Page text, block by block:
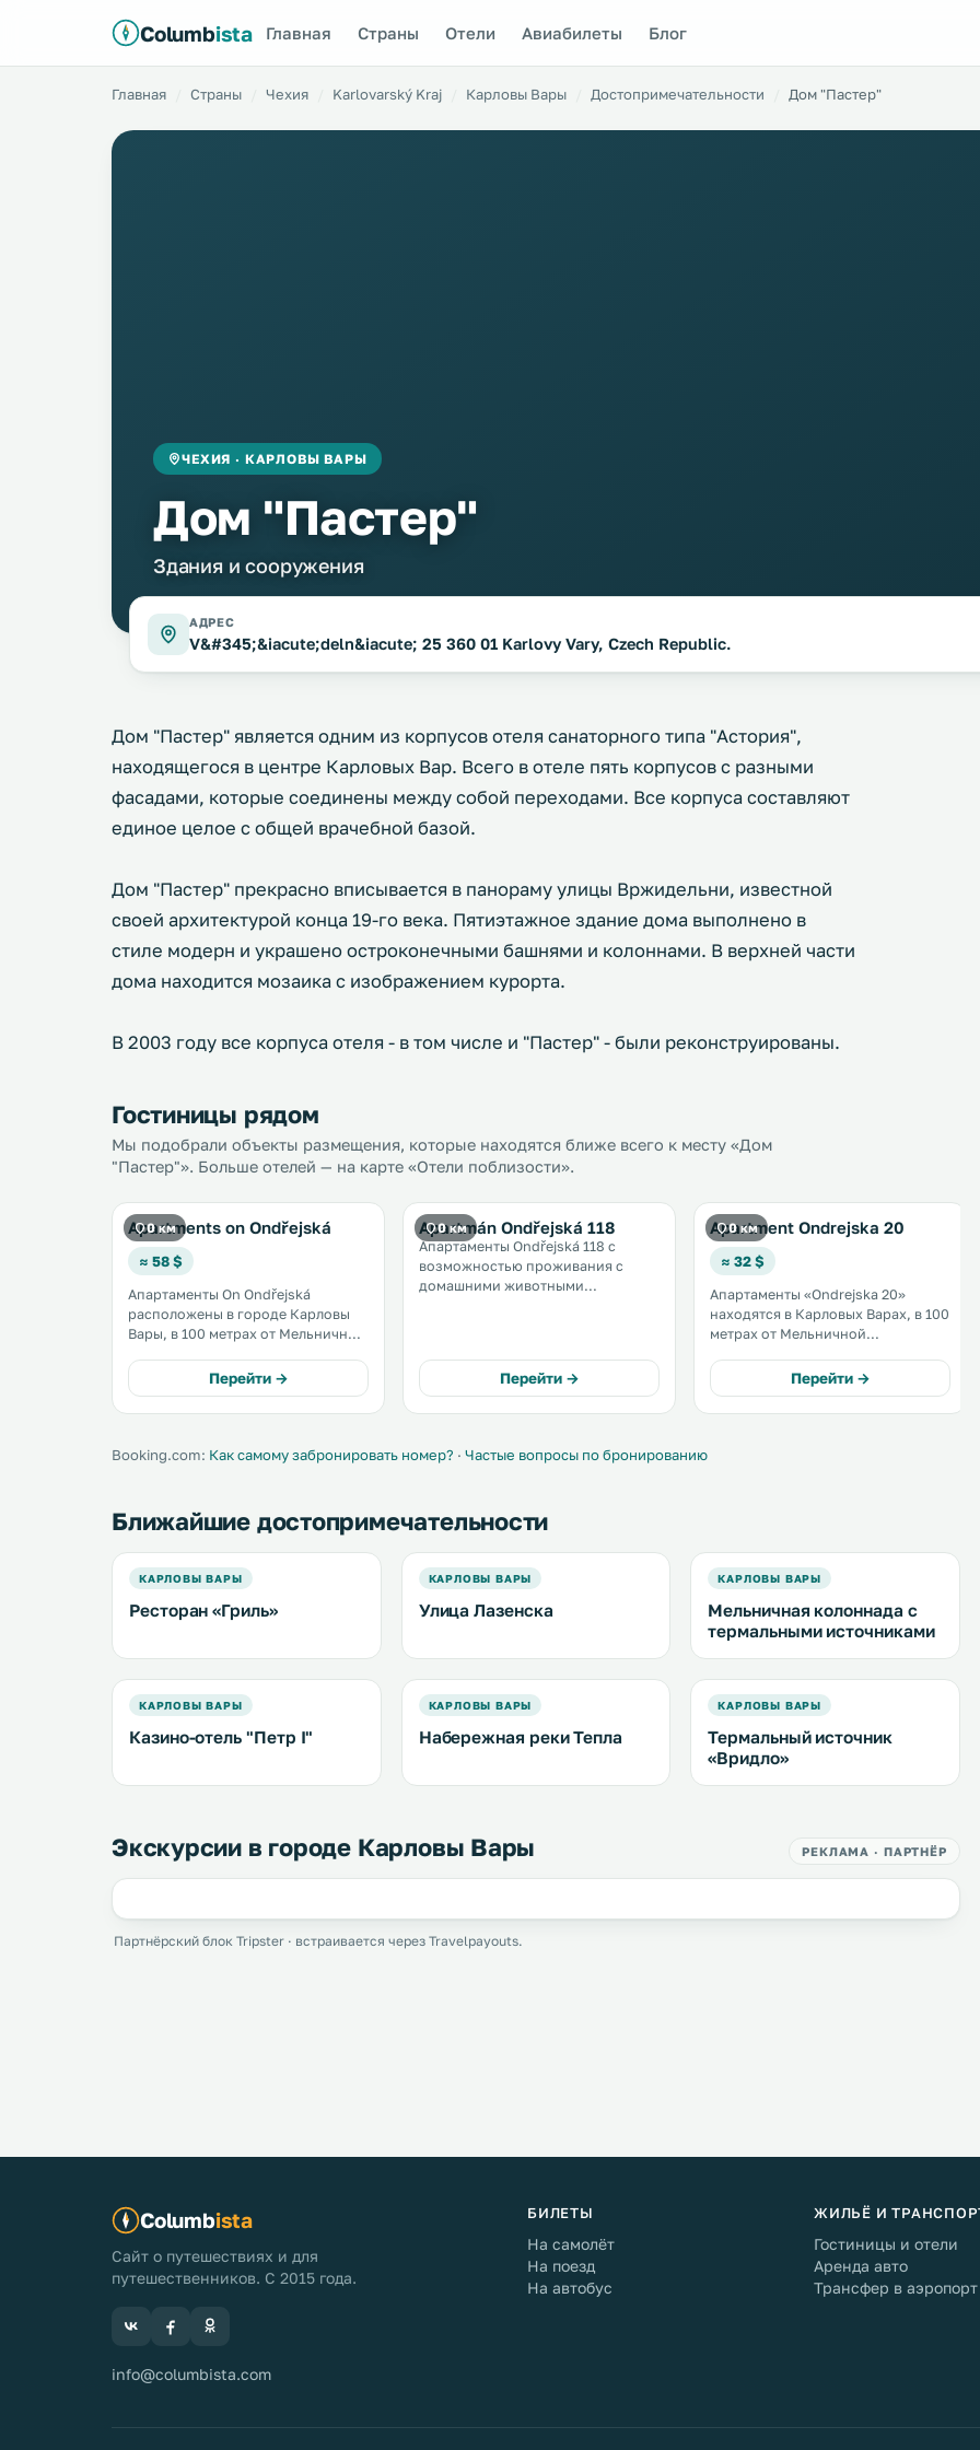
Columbista Главная Страны Отели Авиабилеты Блог
Главная Страны Чехия Karlovarský Kraj Карловы Вары Достопримечательности Дом "Пастер"
ЧЕХИЯ · КАРЛОВЫ ВАРЫ
Дом "Пастер"
Здания и сооружения
АДРЕС
V&#345;&iacute;deln&iacute; 25 360 01 Karlovy Vary, Czech Republic.
Дом "Пастер" является одним из корпусов отеля санаторного типа "Астория",
находящегося в центре Карловых Вар. Всего в отеле пять корпусов с разными
фасадами, которые соединены между собой переходами. Все корпуса составляют
единое целое с общей врачебной базой.
Дом "Пастер" прекрасно вписывается в панораму улицы Вржидельни, известной
своей архитектурой конца 19-го века. Пятиэтажное здание дома выполнено в
стиле модерн и украшено остроконечными башнями и колоннами. В верхней части
дома находится мозаика с изображением курорта.
В 2003 году все корпуса отеля - в том числе и "Пастер" - были реконструированы.
Гостиницы рядом
Мы подобрали объекты размещения, которые находятся ближе всего к месту «Дом
"Пастер"». Больше отелей — на карте «Отели поблизости».
0 км
Apartments on Ondřejská
≈ 58 $
Апартаменты On Ondřejská
расположены в городе Карловы
Вары, в 100 метрах от Мельничной
бесплатный Wi-Fi. Кухня
апартаментов оснащена
микроволновой печью,
чайником. .
Перейти →
0 км
Apartmán Ondřejská 118
Апартаменты Ondřejská 118 с
возможностью проживания с
домашними животными
Рыночной колоннады. До горячих
источников — 300 метров. .
Перейти →
0 км
Apartment Ondrejska 20
≈ 32 $
Апартаменты «Ondrejska 20»
находятся в Карловых Варах, в 100
метрах от Мельничной
бесплатный Wi-Fi. Кухня оснащена
духовкой, микроволновой печью,
тостером и чайником. Помимо
Перейти →
Booking.com: Как самому забронировать номер? · Частые вопросы по бронированию
Ближайшие достопримечательности
КАРЛОВЫ ВАРЫ
Ресторан «Гриль»
КАРЛОВЫ ВАРЫ
Улица Лазенска
КАРЛОВЫ ВАРЫ
Мельничная колоннада с
термальными источниками
КАРЛОВЫ ВАРЫ
Казино-отель "Петр I"
КАРЛОВЫ ВАРЫ
Набережная реки Тепла
КАРЛОВЫ ВАРЫ
Термальный источник
«Вридло»
Экскурсии в городе Карловы Вары РЕКЛАМА · ПАРТНЁР
Партнёрский блок Tripster · встраивается через Travelpayouts.
Columbista
Сайт о путешествиях и для
путешественников. С 2015 года.
info@columbista.com
БИЛЕТЫ
На самолёт
На поезд
На автобус
ЖИЛЬЁ И
Гостиницы и отели
Аренда авто
Трансфер в аэропорт